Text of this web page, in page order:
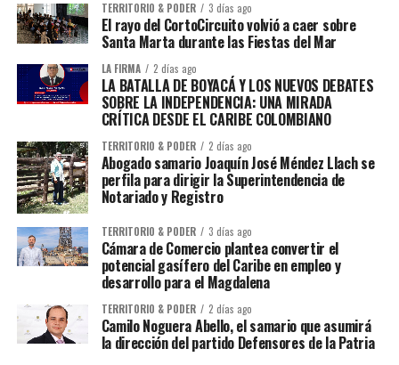
TERRITORIO & PODER 3 días ago
El rayo del CortoCircuito volvió a caer sobre
Santa Marta durante las Fiestas del Mar
LA FIRMA 2 días ago
LA BATALLA DE BOYACÁ Y LOS NUEVOS DEBATES
SOBRE LA INDEPENDENCIA: UNA MIRADA
CRÍTICA DESDE EL CARIBE COLOMBIANO
TERRITORIO & PODER 2 días ago
Abogado samario Joaquín José Méndez Llach se
perfila para dirigir la Superintendencia de
Notariado y Registro
TERRITORIO & PODER 3 días ago
Cámara de Comercio plantea convertir el
potencial gasífero del Caribe en empleo y
desarrollo para el Magdalena
TERRITORIO & PODER 2 días ago
Camilo Noguera Abello, el samario que asumirá
la dirección del partido Defensores de la Patria